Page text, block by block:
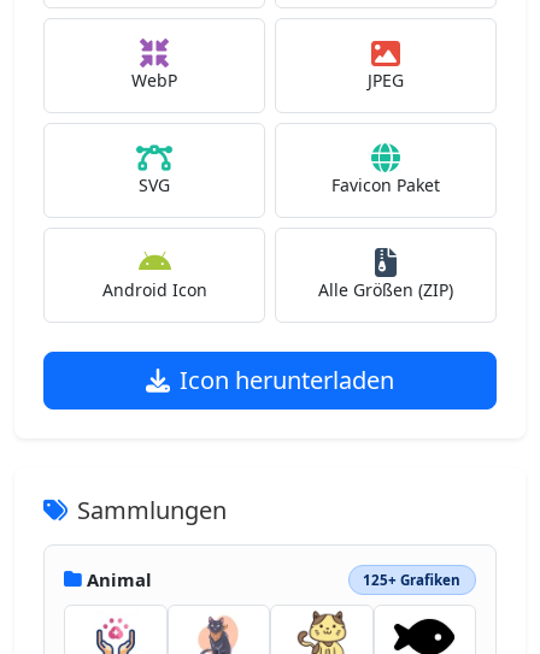
WebP JPEG
SVG Favicon Paket
Android Icon Alle Größen (ZIP)
Icon herunterladen
Sammlungen
Animal 125+ Grafiken